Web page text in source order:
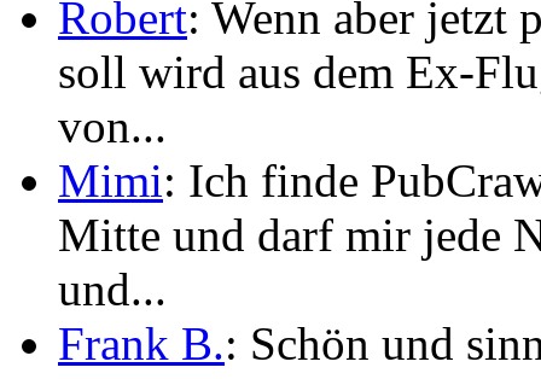
Robert: Wenn aber jetzt
soll wird aus dem Ex-
von...
Mimi: Ich finde
Mitte und darf mir jede
und...
Frank B.: Schön und